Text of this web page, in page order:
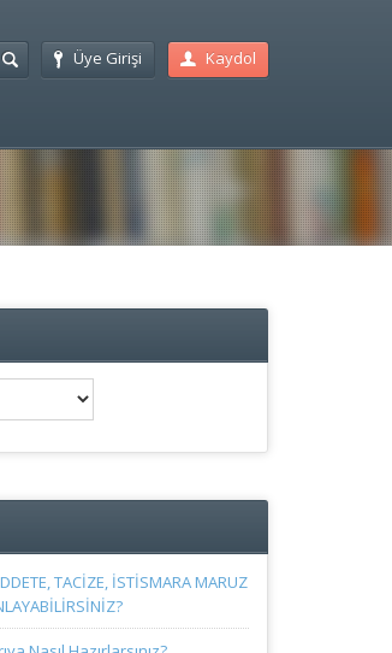
Üye Girişi Kaydol
TACİZE, İSTİSMARA MARUZ